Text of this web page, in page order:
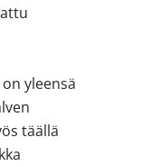
yleensä
täällä